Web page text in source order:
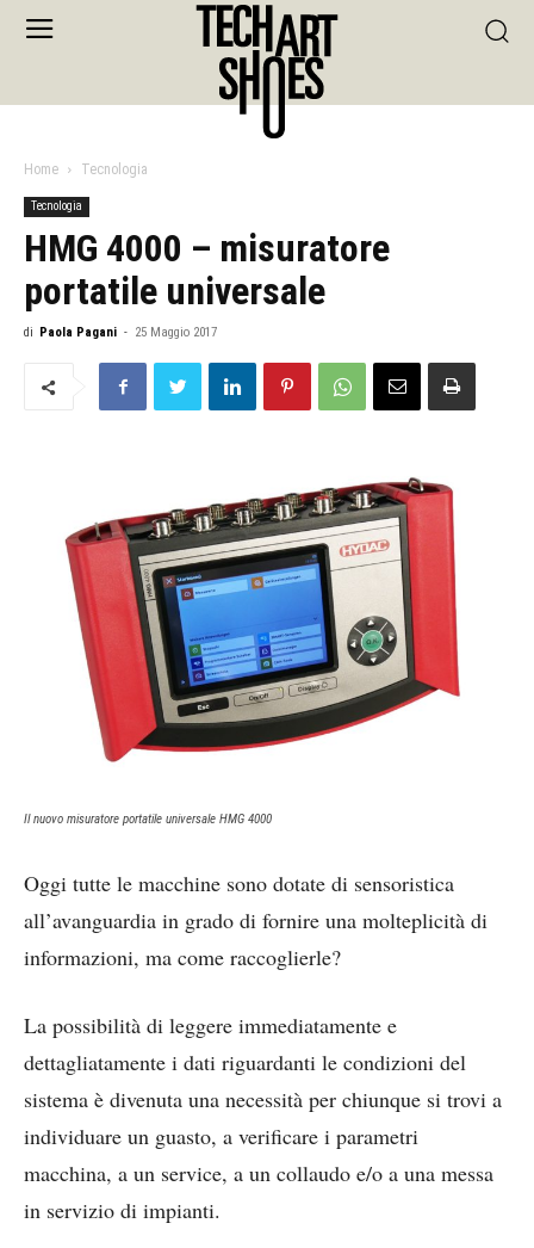
Home Tecnologia
Tecnologia
HMG 4000 – misuratore
portatile universale
di Paola Pagani - 25 Maggio 2017
Il nuovo misuratore portatile universale HMG 4000
Oggi tutte le macchine sono dotate di sensoristica
all’avanguardia in grado di fornire una molteplicità di
informazioni, ma come raccoglierle?
La possibilità di leggere immediatamente e
dettagliatamente i dati riguardanti le condizioni del
sistema è divenuta una necessità per chiunque si trovi a
individuare un guasto, a verificare i parametri
macchina, a un service, a un collaudo e/o a una messa
in servizio di impianti.